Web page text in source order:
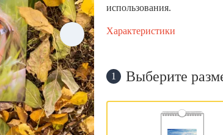
использования.
Характеристики
1 Выберите